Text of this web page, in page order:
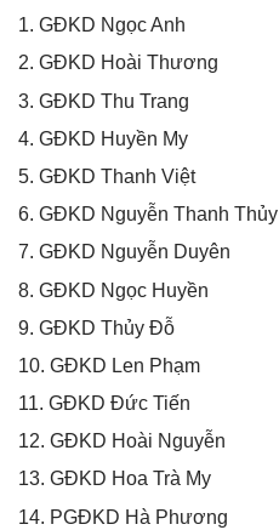
1. GĐKD Ngọc Anh
2. GĐKD Hoài Thương
3. GĐKD Thu Trang
4. GĐKD Huyền My
5. GĐKD Thanh Việt
6. GĐKD Nguyễn Thanh Thủy
7. GĐKD Nguyễn Duyên
8. GĐKD Ngọc Huyền
9. GĐKD Thủy Đỗ
10. GĐKD Len Phạm
11. GĐKD Đức Tiến
12. GĐKD Hoài Nguyễn
13. GĐKD Hoa Trà My
14. PGĐKD Hà Phương